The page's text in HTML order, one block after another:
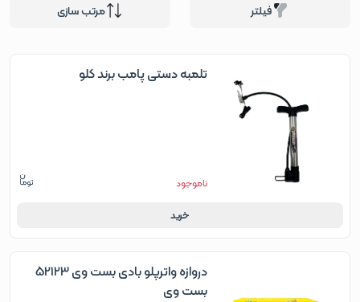
فیلتر مرتب سازی
تلمبه دستی پامب برند کلو
ناموجود
خرید
دروازه واترپلو بادی بست وی 52123
بست وی